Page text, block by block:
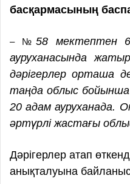
басқармасының
– №58 мектептен
ауруханасында
дәрігерлер орташа
таңда облыс
20 адам ауруханада.
әртүрлі жастағы
Дәрігерлер атап
анықталуына